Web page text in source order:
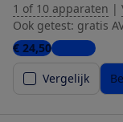
1 of 10 apparaten |
Ook getest: gratis
€ 24,501 winkel
Vergelijk